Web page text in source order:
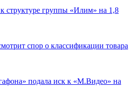
структуре группы «Илим» на 1,8
спор о классификации товара
подала иск к «М.Видео» на